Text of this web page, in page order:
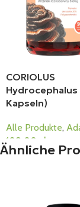
CORIOLUS
Kapseln)
Alle Produkte,
109,00
zł
Ähnliche